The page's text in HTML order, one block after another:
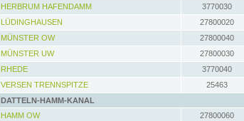
HERBRUM HAFENDAMM
3770030
LÜDINGHAUSEN
27800020
MÜNSTER OW
27800040
MÜNSTER UW
27800030
RHEDE
3770040
VERSEN TRENNSPITZE
25463
DATTELN-HAMM-KANAL
HAMM OW
27800060